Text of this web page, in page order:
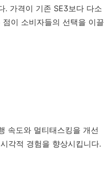
. 가격이 기존 SE3보다 다소
이 소비자들의 선택을 이끌
속도와 멀티태스킹을 개선
각적 경험을 향상시킵니다.